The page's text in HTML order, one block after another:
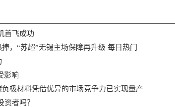
首飞成功
，“苏超”无锡主场保障再升级 每日热门
影响
极材料凭借优异的市场竞争力已实现量产
者吗？